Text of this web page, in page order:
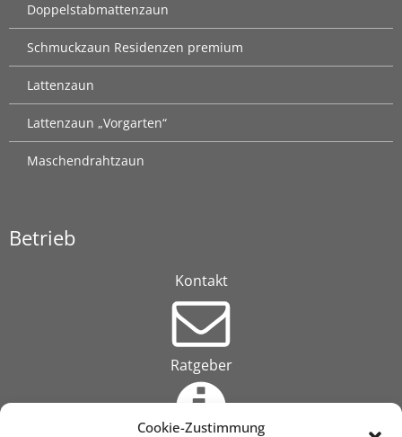
Cookie-Zustimmung
Doppelstabmattenzaun
Schmuckzaun Residenzen premium
Lattenzaun
Lattenzaun „Vorgarten“
Maschendrahtzaun
Betrieb
Kontakt
Ratgeber